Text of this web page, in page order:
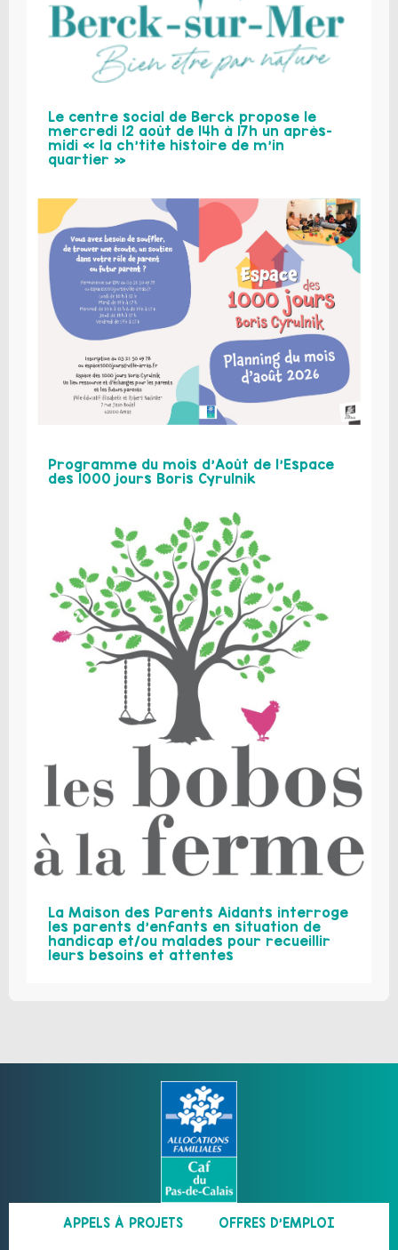
Le centre social de Berck propose le
mercredi 12 août de 14h à 17h un après-
midi « la ch’tite histoire de m’in
quartier »
Programme du mois d’Août de l’Espace
des 1000 jours Boris Cyrulnik
La Maison des Parents Aidants interroge
les parents d’enfants en situation de
handicap et/ou malades pour recueillir
leurs besoins et attentes
APPELS À PROJETS OFFRES D’EMPLOI